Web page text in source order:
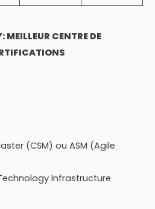
CENTRE DE
(CSM) ou ASM (Agile
Infrastructure